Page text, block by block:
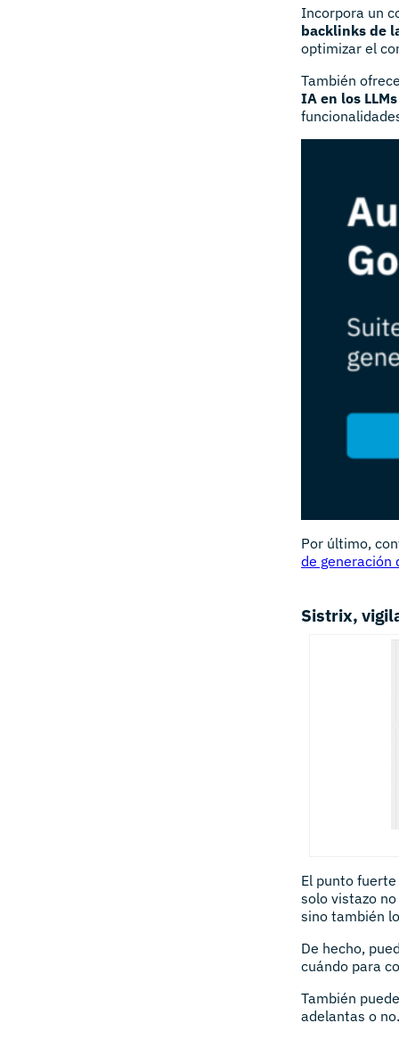
Incorpora un
backlinks de
optimizar el
También
IA en los
Por último,
de generación
Sistrix,
El punto
solo vistazo
sino también
De hecho,
cuándo para
También
adelantas o no.